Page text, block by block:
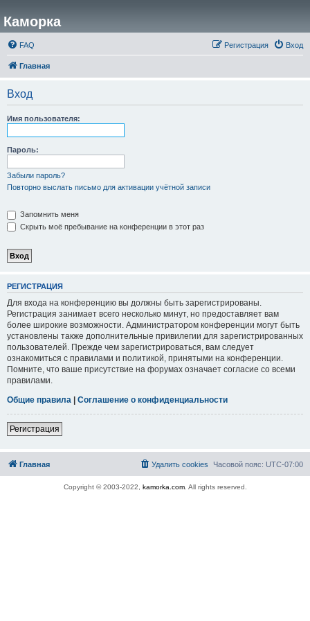
Каморка
FAQ Вход
Регистрация
Главная
Вход
Имя пользователя:
Пароль:
Забыли пароль?
Повторно выслать письмо для активации учётной записи
Запомнить меня
Скрыть моё пребывание на конференции в этот раз
РЕГИСТРАЦИЯ
Для входа на конференцию вы должны быть зарегистрированы.
Регистрация занимает всего несколько минут, но предоставляет вам
более широкие возможности. Администратором конференции могут быть
установлены также дополнительные привилегии для зарегистрированных
пользователей. Прежде чем зарегистрироваться, вам следует
ознакомиться с правилами и политикой, принятыми на конференции.
Помните, что ваше присутствие на форумах означает согласие со всеми
правилами.
Общие правила | Соглашение о конфиденциальности
Регистрация
Главная Часовой пояс: UTC-07:00
Удалить cookies
Copyright © 2003-2022, kamorka.com. All rights reserved.